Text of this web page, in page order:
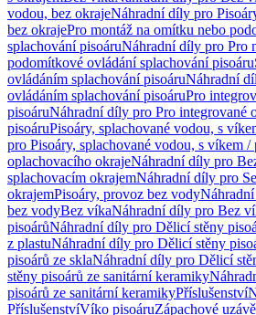
vodou, bez okrajeNáhradní díly pro
bez okrajePro montáž na omítku nebo
splachování pisoáruNáhradní díly pro Pro
podomítkové ovládání splachování pisoáru
ovládáním splachování pisoáruNáhradní
ovládáním splachování pisoáruPro
pisoáruNáhradní díly pro Pro integrované
pisoáruPisoáry, splachované vodou, s
pro Pisoáry, splachované vodou, s víkem
oplachovacího okrajeNáhradní díly pro
splachovacím okrajemNáhradní díly pro
okrajemPisoáry, provoz bez vody
bez vodyBez víkaNáhradní díly pro Bez
pisoárůNáhradní díly pro Dělicí stěny
z plastuNáhradní díly pro Dělicí stěny
pisoárů ze sklaNáhradní díly pro Dělicí
stěny pisoárů ze sanitární keramiky
pisoárů ze sanitární keramikyPříslušenství
PříslušenstvíVíko pisoáruZápachové